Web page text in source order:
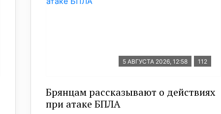
5 АВГУСТА 2026, 12:58 112
Брянцам рассказывают о действиях
при атаке БПЛА